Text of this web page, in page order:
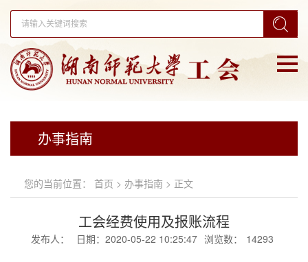
办事指南
您的当前位置： 首页 > 办事指南 > 正文
工会经费使用及报账流程
发布人： 日期：2020-05-22 10:25:47 浏览数： 14293